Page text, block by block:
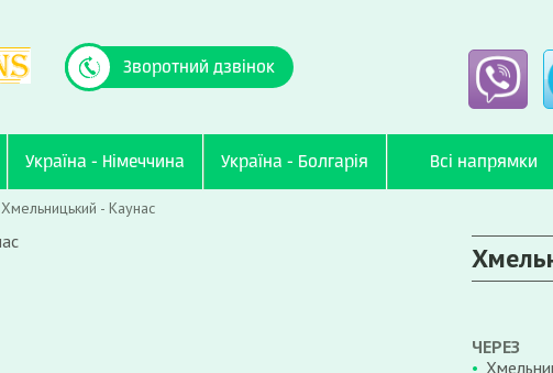
Зворотний дзвінок
Україна - Німеччина Україна - Болгарія Всі напрямки
Хмельницький - Каунас
ЧЕРЕЗ